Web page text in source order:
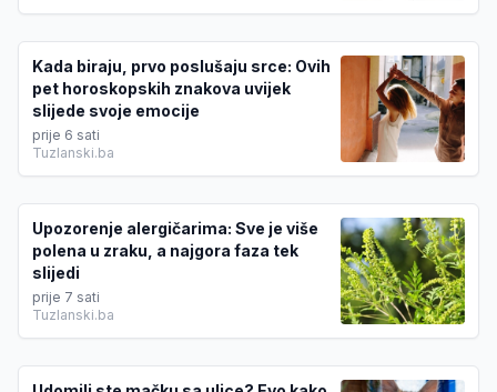
Kada biraju, prvo poslušaju srce: Ovih
pet horoskopskih znakova uvijek
slijede svoje emocije
prije 6 sati
Tuzlanski.ba
Upozorenje alergičarima: Sve je više
polena u zraku, a najgora faza tek
slijedi
prije 7 sati
Tuzlanski.ba